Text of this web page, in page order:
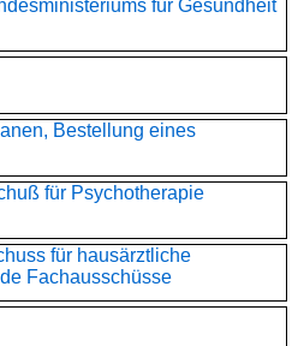
für Gesundheit
Bestellung eines
für Psychotherapie
für hausärztliche
Fachausschüsse